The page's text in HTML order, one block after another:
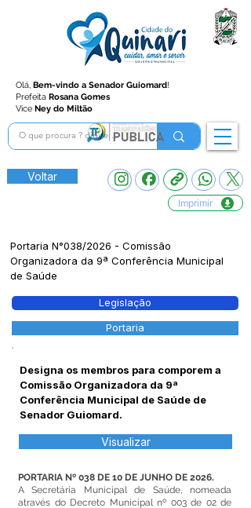
Olá, Bem-vindo a Senador Guiomard!
Prefeita Rosana Gomes
Vice Ney do Miltão
Voltar
Imprimir
Portaria N°038/2026 - Comissão
Organizadora da 9ª Conferência Municipal
de Saúde
Legislação
Portaria
Designa os membros para comporem a
Comissão Organizadora da 9ª
Conferência Municipal de Saúde de
Senador Guiomard.
Visualizar
PORTARIA Nº 038 DE 10 DE JUNHO DE 2026.
A Secretária Municipal de Saúde, nomeada
através do Decreto Municipal nº 003 de 02 de